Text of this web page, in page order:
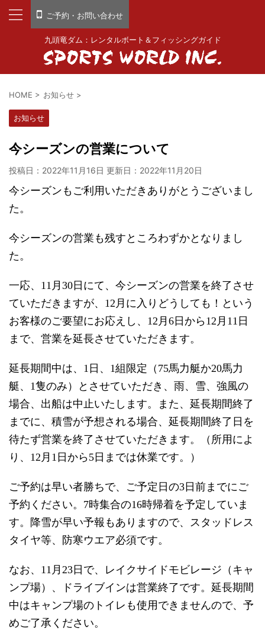
ご予約・お問い合わせ
九頭竜ダム：レンタルボート＆フィッシングガイド
HOME > お知らせ >
お知らせ
今シーズンの営業について
投稿日：2022年11月16日 更新日： 2022年11月20日
今シーズンもご利用いただきありがとうございまし
た。
今シーズンの営業も残すところわずかとなりまし
た。
一応、11月30日にて、今シーズンの営業を終了させ
ていただきますが、12月に入りどうしても！という
お客様のご要望にお応えし、12月6日から12月11日
まで、営業を延長させていただきます。
延長期間中は、1日、1組限定（75馬力艇か20馬力
艇、1隻のみ）とさせていただき、雨、雪、強風の
場合、出船は中止いたします。また、延長期間終了
までに、積雪が予想される場合、延長期間終了日を
待たず営業を終了させていただきます。（所用によ
り、12月1日から5日までは休業です。）
ご予約は早い者勝ちで、ご予定日の3日前までにご
予約ください。7時集合の16時帰着を予定していま
す。降雪が早い予報もありますので、スタッドレス
タイヤ等、防寒ウエア必須です。
なお、11月23日で、レイクサイドモビレージ（キャ
ンプ場）、ドライブインは営業終了です。延長期間
中はキャンプ場のトイレも使用できませんので、予
めご了承ください。